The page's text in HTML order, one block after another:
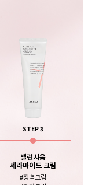
STEP 3
밸런시움
세라마이드 크림
#장벽크림